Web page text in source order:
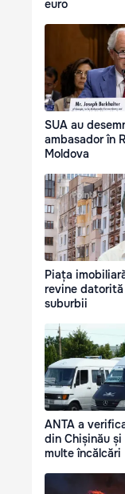
euro
SUA au
ambasador în
Moldova
Piața
revine
suburbii
ANTA a
din Chișinău
multe încălcări